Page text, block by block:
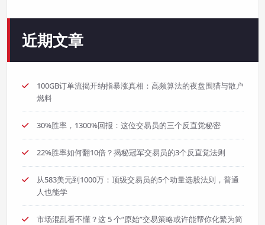
近期文章
100GB订单流揭开纳指暴涨真相：高频算法的夜盘围猎与散户
燃料
30%胜率，1300%回报：这位交易员的三个反直觉秘密
22%胜率如何翻10倍？揭秘冠军交易员的3个反直觉法则
从583美元到1000万：顶级交易员的5个动量选股法则，普通
人也能学
市场混乱看不懂？这 5 个“原始”交易策略或许能帮你化繁为简